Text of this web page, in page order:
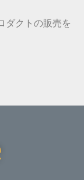
ダクトの販売を